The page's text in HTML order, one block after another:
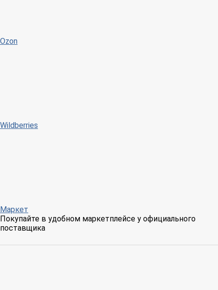
Ozon
Wildberries
Маркет
Покупайте в удобном маркетплейсе у официального
поставщика